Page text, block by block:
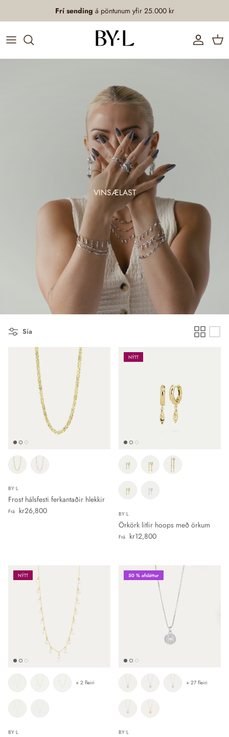
Frí sending á pöntunum yfir 25.000 kr
Aðgangur Karfa
VINSÆLAST
Sía
BY•L
Frost hálsfesti ferkantaðir hlekkir
Verð
Frá kr26,800
NÝTT
BY•L
Örkörk litlir hoops með örkum
Verð
Frá kr12,800
NÝTT
BY•L
+ 2 fleiri
50 % afsláttur
BY•L
+ 27 fleiri